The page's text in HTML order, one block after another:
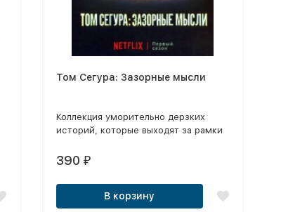
Том Сегура: Зазорные мысли
Коллекция уморительно дерзких
историй, которые выходят за рамки
воображением Тома Сегуры.
390 ₽
В корзину